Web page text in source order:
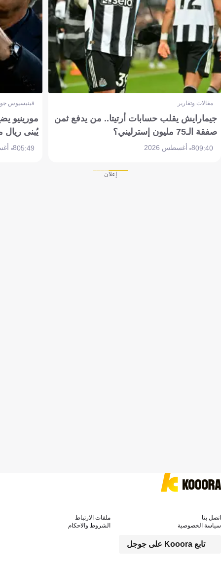
مقالات وتقارير
جيمارايش يقلب حسابات أرتيتا.. من يدفع ثمن
صفقة الـ75 مليون إسترليني؟
09:408 أغسطس 2026
فينيسيوس
مورينيو
يُبنى ريال
05:498 أغسطس 2026
إعلان
تابع Kooora على جوجل
اتصل بنا
ملفات الارتباط
سياسة الخصوصية
الشروط والاحكام